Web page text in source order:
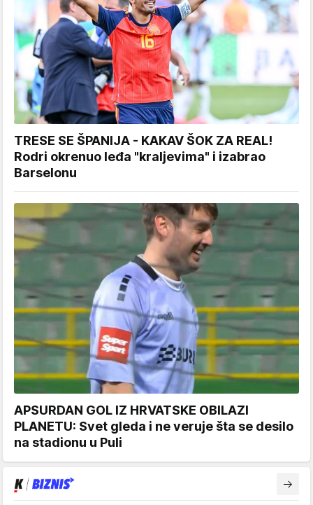
TRESE SE ŠPANIJA - KAKAV ŠOK ZA REAL!
Rodri okrenuo leđa "kraljevima" i izabrao
Barselonu
APSURDAN GOL IZ HRVATSKE OBILAZI
PLANETU: Svet gleda i ne veruje šta se desilo
na stadionu u Puli